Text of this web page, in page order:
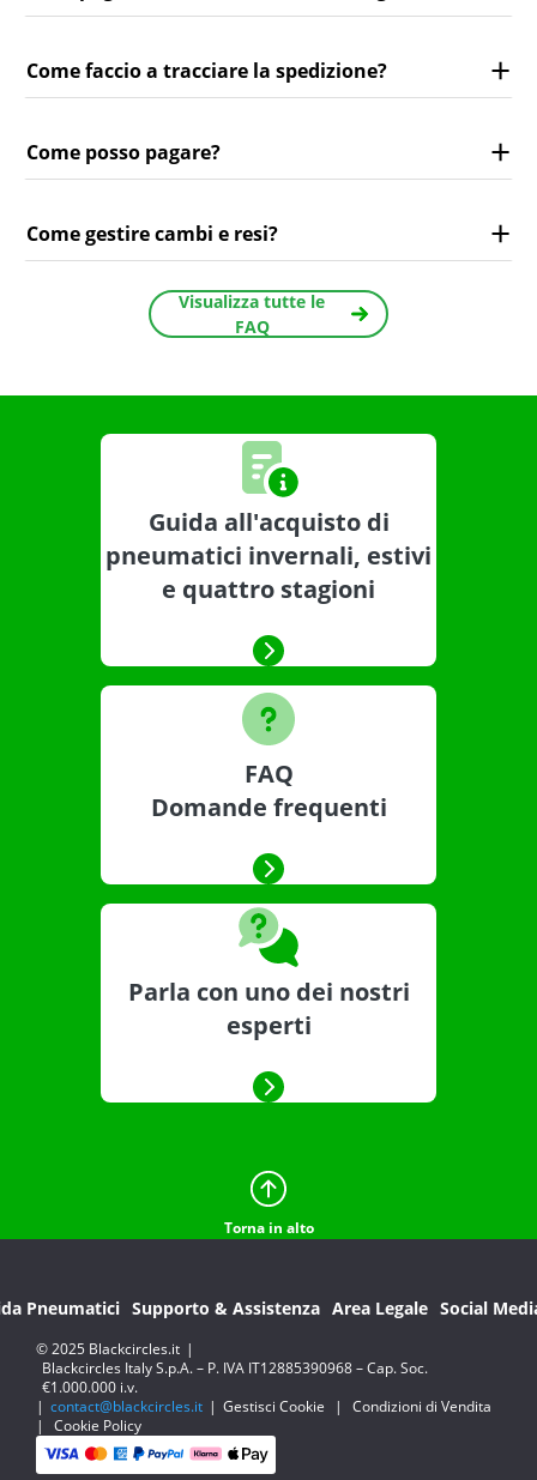
Come faccio a tracciare la spedizione?
Come posso pagare?
Come gestire cambi e resi?
Visualizza tutte le
FAQ
Guida all'acquisto di
pneumatici invernali, estivi
e quattro stagioni
FAQ
Domande frequenti
Parla con uno dei nostri
esperti
Torna in alto
Pneumatici Supporto & Assistenza Area Legale Social
© 2025 Blackcircles.it |
Blackcircles Italy S.p.A. – P. IVA IT12885390968 – Cap. Soc.
€1.000.000 i.v.
| contact@blackcircles.it | Gestisci Cookie |
Condizioni di Vendita
|
Cookie Policy